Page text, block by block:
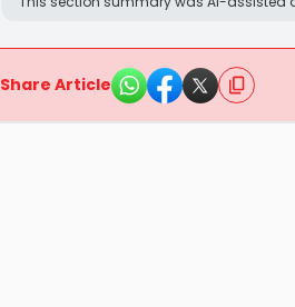
Share Article